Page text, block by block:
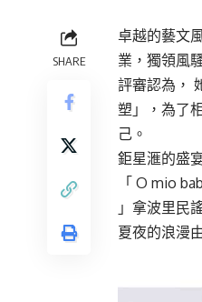
SHARE
卓越的藝文
業，獨領風
評審認為，
塑」，為了
己。
鉅星滙的盛
「 O mio
」拿波里民
夏夜的浪漫